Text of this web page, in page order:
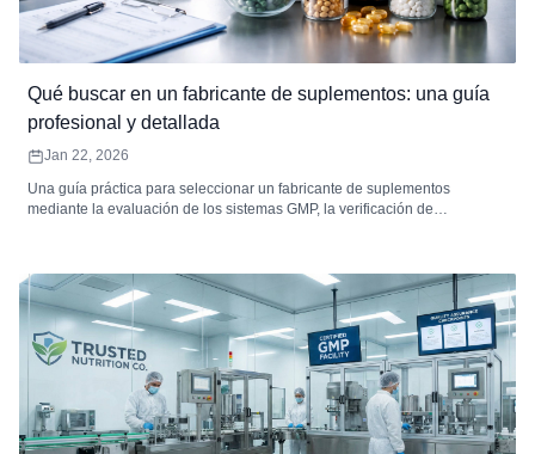
Qué buscar en un fabricante de suplementos: una guía
profesional y detallada
Jan 22, 2026
Una guía práctica para seleccionar un fabricante de suplementos
mediante la evaluación de los sistemas GMP, la verificación de